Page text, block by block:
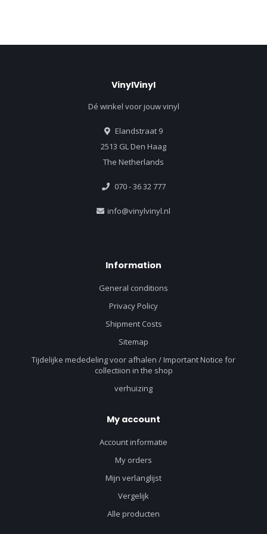
VinylVinyl
Dé winkel voor jouw vinyl
Elandstraat 9
2513 GL Den Haag
The Netherlands
070 - 36 32 777
info@vinylvinyl.nl
Information
General conditions
Privacy Policy
Shipment Costs
Sitemap
Tijdelijke mededeling voor afhalen / Important Notice for
collectiion in the shop
verhuizing
My account
Account informatie
My orders
Mijn verlanglijst
Vergelijk
Alle producten